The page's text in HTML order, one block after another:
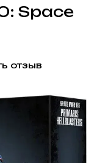
Space
отзыв